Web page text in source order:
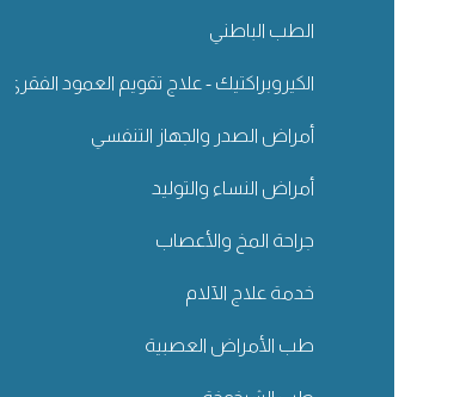
الطب الباطني
الكيروبراكتيك - علاج تقويم العمود الفقري
أمراض الصدر والجهاز التنفسي
أمراض النساء والتوليد
جراحة المخ والأعصاب
خدمة علاج الآلام
طب الأمراض العصبية